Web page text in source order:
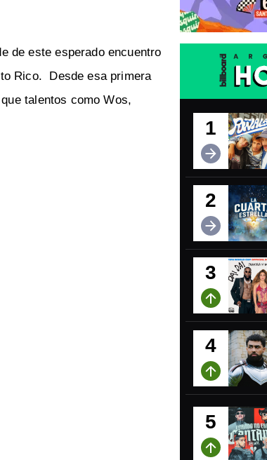
de este esperado encuentro
Rico. Desde esa primera
talentos como Wos,
1
2
3
4
5